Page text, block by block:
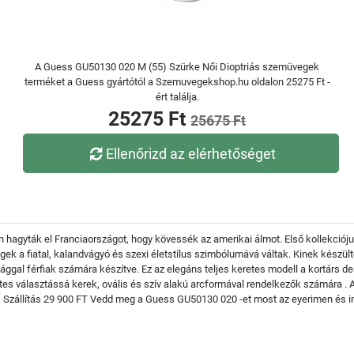
A Guess GU50130 020 M (55) Szürke Női Dioptriás szemüvegek
terméket a Guess gyártótól a Szemuvegekshop.hu oldalon 25275 Ft -
ért találja.
25275 Ft 25675 Ft
Ellenőrizd az elérhetőséget
hagyták el Franciaországot, hogy kövessék az amerikai álmot. Első
a fiatal, kalandvágyó és szexi életstílus szimbólumává váltak. Kinek
férfiak számára készítve. Ez az elegáns teljes keretes modell a kortárs
választássá kerek, ovális és szív alakú arcformával rendelkezők számára .
29 900 FT Vedd meg a Guess GU50130 020 -et most az eyerimen és